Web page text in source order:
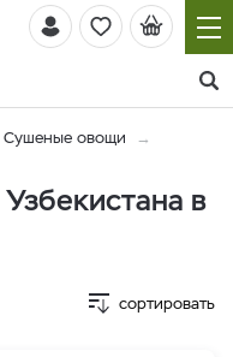
Сушеные овощи
в
сортировать